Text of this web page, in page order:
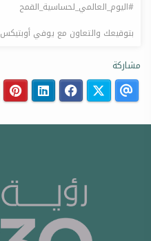
#اليوم_العالمي_لحساسية_القمح
بتوقيعك والتعاون مع يوفي أوبتيكس
مشاركة